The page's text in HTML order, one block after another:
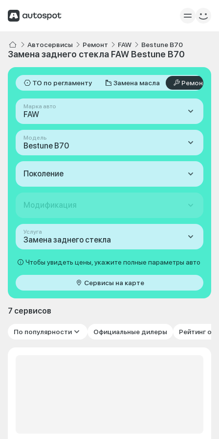
Автосервисы Ремонт FAW Bestune B70
Замена заднего стекла FAW Bestune B70
ТО по регламенту Замена масла Ремонт
Марка авто
FAW
Модель
Bestune B70
Поколение
Модификация
Услуга
Замена заднего стекла
Чтобы увидеть цены, укажите полные параметры авто
Сервисы на карте
7 сервисов
По популярности Официальные дилеры Рейтинг